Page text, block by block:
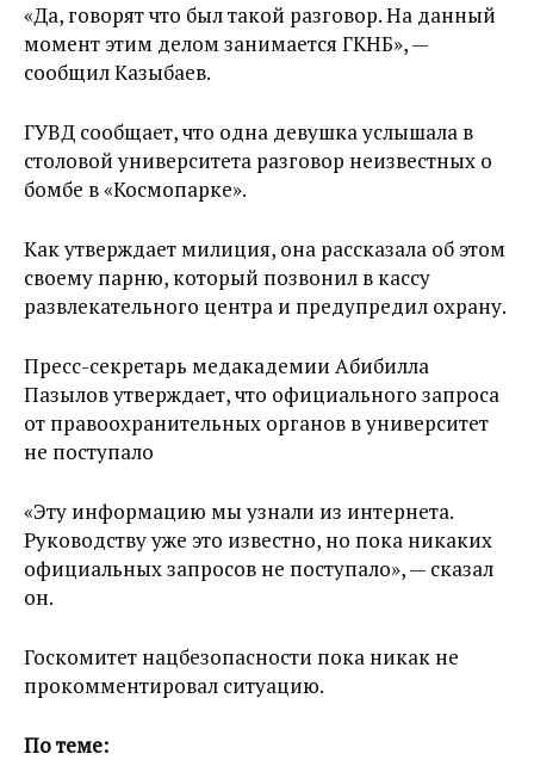
«Да, говорят что был такой разговор. На данный
момент этим делом занимается ГКНБ», —
сообщил Казыбаев.
ГУВД сообщает, что одна девушка услышала в
столовой университета разговор неизвестных о
бомбе в «Космопарке».
Как утверждает милиция, она рассказала об этом
своему парню, который позвонил в кассу
развлекательного центра и предупредил охрану.
Пресс-секретарь медакадемии Абибилла
Пазылов утверждает, что официального запроса
от правоохранительных органов в университет
не поступало
«Эту информацию мы узнали из интернета.
Руководству уже это известно, но пока никаких
официальных запросов не поступало», — сказал
он.
Госкомитет нацбезопасности пока никак не
прокомментировал ситуацию.
По теме: